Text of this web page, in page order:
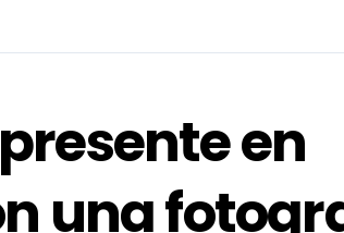
su temporada de figura y el palco
en
una